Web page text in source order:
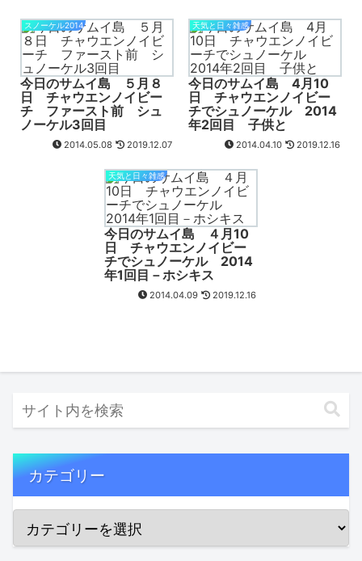
スノーケル2014
今日のサムイ島 ５月８
日 チャウエンノイビー
チ ファースト前 シュ
ノーケル3回目
2014.05.08 2019.12.07
天気と日々雑感
今日のサムイ島 4月10
日 チャウエンノイビー
チでシュノーケル 2014
年2回目 子供と
2014.04.10 2019.12.16
天気と日々雑感
今日のサムイ島 ４月10
日 チャウエンノイビー
チでシュノーケル 2014
年1回目－ホシキス
2014.04.09 2019.12.16
カテゴリー